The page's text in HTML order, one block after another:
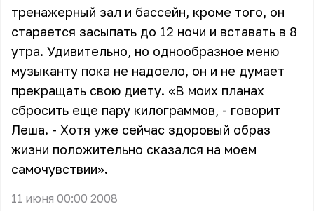
тренажерный зал и бассейн, кроме того, он
старается засыпать до 12 ночи и вставать в 8
утра. Удивительно, но однообразное меню
музыканту пока не надоело, он и не думает
прекращать свою диету. «В моих планах
сбросить еще пару килограммов, - говорит
Леша. - Хотя уже сейчас здоровый образ
жизни положительно сказался на моем
самочувствии».
11 июня 00:00 2008